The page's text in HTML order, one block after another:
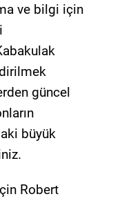
ve bilgi için
güncel
büyük
Robert